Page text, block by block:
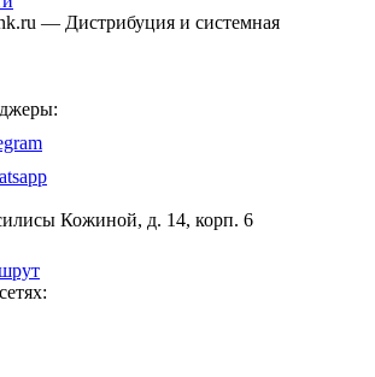
— Дистрибуция и системная
Кожиной, д. 14, корп. 6